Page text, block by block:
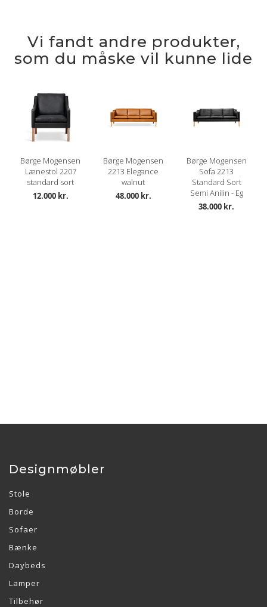
Vi fandt andre produkter,
som du måske vil kunne lide
Børge Mogensen
Lænestol 2207
standard sort
12.000 kr.
Børge Mogensen
2213 Elegance
walnut
48.000 kr.
Børge Mogensen
Sofa 2213
Standard Sort
Semi Anilin - Eg
38.000 kr.
Designmøbler
Stole
Borde
Sofaer
Bænke
Daybeds
Lamper
Tilbehør